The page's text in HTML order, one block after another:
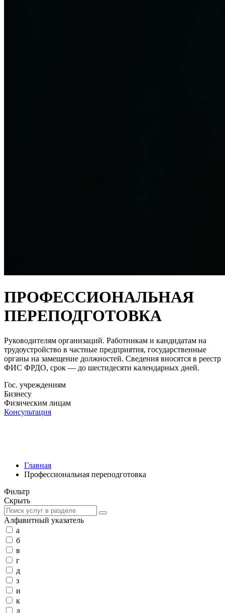
ПРОФЕССИОНАЛЬНАЯ
ПЕРЕПОДГОТОВКА
Руководителям организаций. Работникам и кандидатам на
трудоустройство в частные предприятия, государственные
органы на замещение должностей. Сведения вносятся в реестр
ФИС ФРДО, срок — до шестидесяти календарных дней.
Гос. учреждениям
Бизнесу
Физическим лицам
Консультация
Главная
Профессиональная переподготовка
Фильтр
Скрыть
Алфавитный указатель
а
б
в
г
д
з
и
к
л